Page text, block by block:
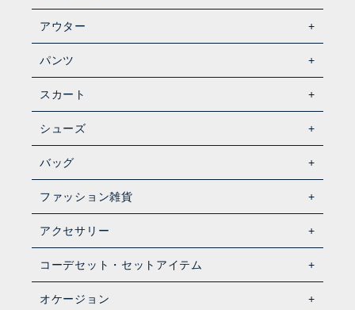
アウター
パンツ
スカート
シューズ
バッグ
ファッション雑貨
アクセサリー
コーデセット・セットアイテム
オケージョン